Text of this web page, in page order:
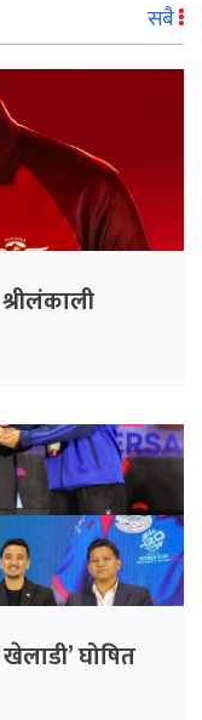
सबै
घोषित